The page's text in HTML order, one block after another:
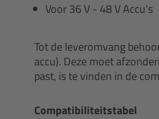
Voor 36 V - 48 V Accu's
Tot de leveromvang
accu). Deze moet
past, is te vinden in de
Compatibiliteitstabel